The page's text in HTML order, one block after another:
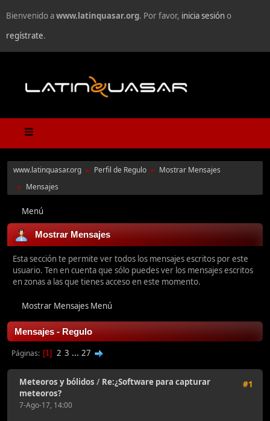
Bienvenido awww.latinquasar.org. Por favor, inicia sesióno
regístrate.
www.latinquasar.org ► Perfil de Regulo ► Mostrar Mensajes
► Mensajes
Menú
Mostrar Mensajes
Esta sección te permite ver todos los mensajes escritos por este
usuario. Ten en cuenta que sólo puedes ver los mensajes escritos
en zonas a las que tienes acceso en este momento.
Mostrar Mensajes Menú
Mensajes - Regulo
Páginas 1 2 3 ... 27
#1
Meteoros y bólidos / Re:¿Software para capturar
meteoros?
7-Ago-17, 14:00